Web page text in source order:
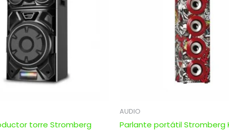
torre Stromberg
AUDIO
Parlante portátil Stromberg